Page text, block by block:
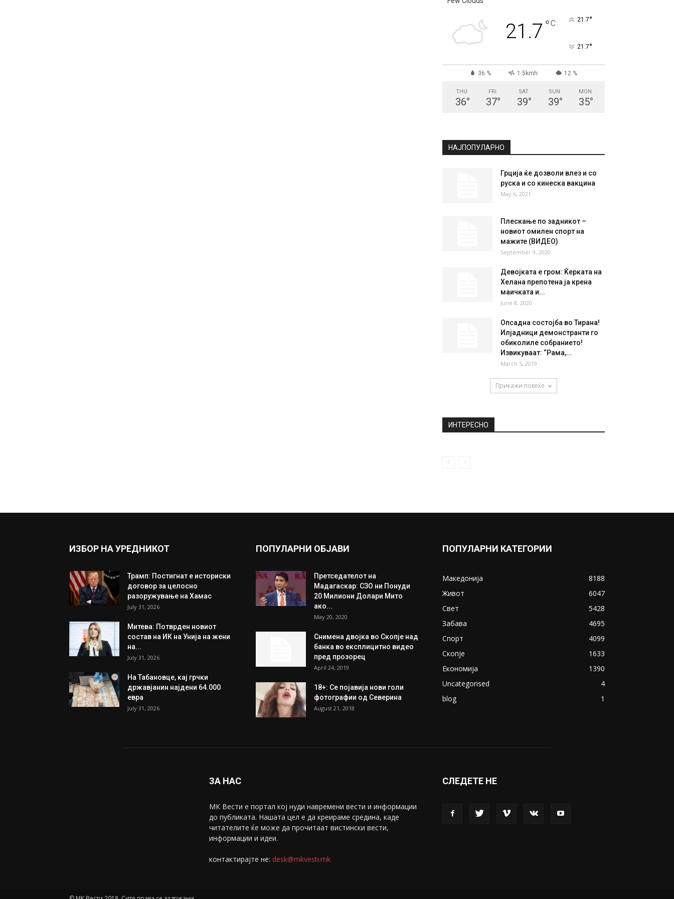
21.7 °C 21.7°
21.7°
36 % 1.5kmh 12 %
THU
36°
FRI
37°
SAT
39°
SUN
39°
MON
35°
НАЈПОПУЛАРНО
Грција ќе дозволи влез и со
руска и со кинеска вакцина
May 6, 2021
Плескање по задникот –
новиот омилен спорт на
мажите (ВИДЕО)
September 9, 2020
Девојката е гром: Ќерката на
Хелана препотена ја крена
маичката и...
June 8, 2020
Опсадна состојба во Тирана!
Илјадници демонстранти го
обиколиле собранието!
Извикуваат: “Рама,...
March 5, 2019
Прикажи повеќе
ИНТЕРЕСНО
ИЗБОР НА УРЕДНИКОТ
Трамп: Постигнат е историски
договор за целосно
разоружување на Хамас
July 31, 2026
Митева: Потврден новиот
состав на ИК на Унија на жени
на...
July 31, 2026
На Табановце, кај грчки
државјанин најдени 64.000
евра
July 31, 2026
ПОПУЛАРНИ ОБЈАВИ
Претседателот на
Мадагаскар: СЗО ни Понуди
20 Милиони Долари Мито
ако...
May 20, 2020
Снимена двојка во Скопје над
банка во експлицитно видео
пред прозорец
April 24, 2019
18+: Се појавија нови голи
фотографии од Северина
August 21, 2018
ПОПУЛАРНИ КАТЕГОРИИ
Македонија
8188
Живот
6047
Свет
5428
Забава
4695
Спорт
4099
Скопје
1633
Економија
1390
Uncategorised
4
blog
1
ЗА НАС
МК Вести е портал коj нуди навремени вести и информации
до публиката. Нашата цел е да креираме средина, каде
читателите ќе може да прочитаат вистински вести,
информации и идеи.
контактирајте не: desk@mkvesti.mk
СЛЕДЕТЕ НЕ